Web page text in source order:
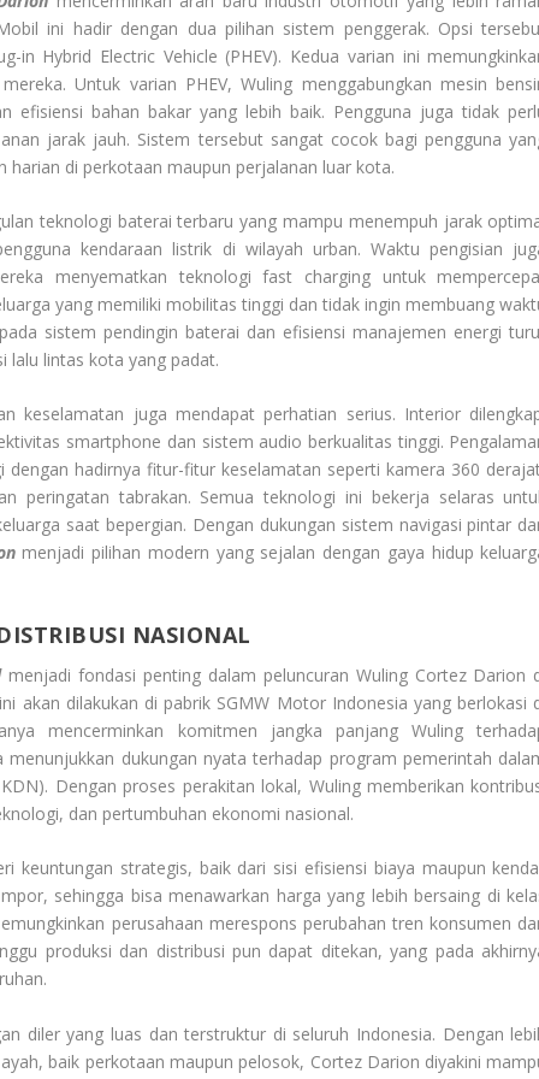
ini hadir dengan dua pilihan sistem penggerak. Opsi
in Hybrid Electric Vehicle (PHEV). Kedua varian ini
Untuk varian PHEV, Wuling menggabungkan mesin
efisiensi bahan bakar yang lebih baik. Pengguna juga tidak
jarak jauh. Sistem tersebut sangat cocok bagi pengguna
di perkotaan maupun perjalanan luar kota.
teknologi baterai terbaru yang mampu menempuh jarak
kendaraan listrik di wilayah urban. Waktu pengisian
menyematkan teknologi fast charging untuk
yang memiliki mobilitas tinggi dan tidak ingin membuang
sistem pendingin baterai dan efisiensi manajemen energi
lalu lintas kota yang padat.
keselamatan juga mendapat perhatian serius. Interior
smartphone dan sistem audio berkualitas tinggi.
dengan hadirnya fitur-fitur keselamatan seperti kamera 360
peringatan tabrakan. Semua teknologi ini bekerja selaras
saat bepergian. Dengan dukungan sistem navigasi pintar
menjadi pilihan modern yang sejalan dengan gaya hidup
NASIONAL
menjadi fondasi penting dalam peluncuran Wuling Cortez Darion
akan dilakukan di pabrik SGMW Motor Indonesia yang berlokasi
mencerminkan komitmen jangka panjang Wuling
dukungan nyata terhadap program pemerintah
Dengan proses perakitan lokal, Wuling memberikan
dan pertumbuhan ekonomi nasional.
keuntungan strategis, baik dari sisi efisiensi biaya maupun
sehingga bisa menawarkan harga yang lebih bersaing di
perusahaan merespons perubahan tren konsumen
produksi dan distribusi pun dapat ditekan, yang pada
diler yang luas dan terstruktur di seluruh Indonesia. Dengan
baik perkotaan maupun pelosok, Cortez Darion diyakini